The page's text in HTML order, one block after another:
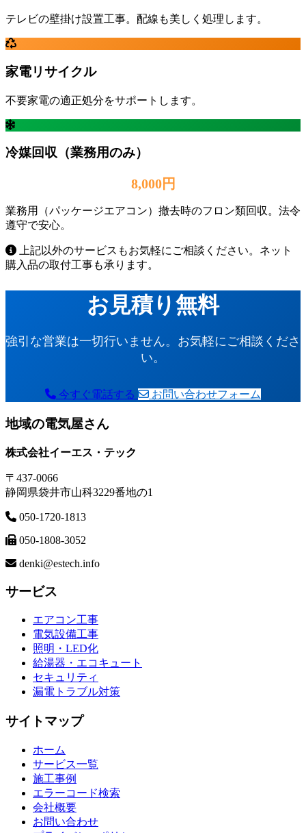
テレビの壁掛け設置工事。配線も美しく処理します。
家電リサイクル
不要家電の適正処分をサポートします。
冷媒回収（業務用のみ）
8,000円
業務用（パッケージエアコン）撤去時のフロン類回収。法令
遵守で安心。
上記以外のサービスもお気軽にご相談ください。ネット
購入品の取付工事も承ります。
お見積り無料
強引な営業は一切行いません。お気軽にご相談くださ
い。
今すぐ電話する お問い合わせフォーム
地域の電気屋さん
株式会社イーエス・テック
〒437-0066
静岡県袋井市山科3229番地の1
050-1720-1813
050-1808-3052
denki@estech.info
サービス
エアコン工事
電気設備工事
照明・LED化
給湯器・エコキュート
セキュリティ
漏電トラブル対策
サイトマップ
ホーム
サービス一覧
施工事例
エラーコード検索
会社概要
お問い合わせ